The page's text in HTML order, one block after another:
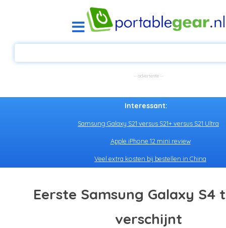
Interessant:
Samsung Galaxy S21 versus S21+ versus S21 Ultra
Apple iPhone 12 mini review
Veel extra kosten bij bestellen in China
Eerste Samsung Galaxy S4
verschijnt